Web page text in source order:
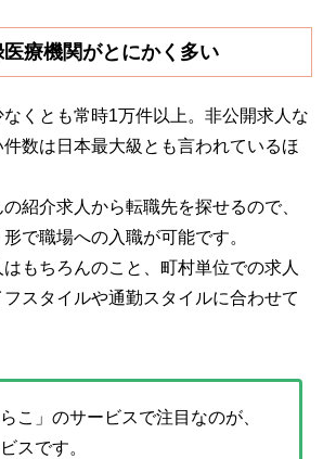
療機関がとにかく多い
くとも常時1万件以上。非公開求人な
数は日本最大級とも言われているほ
紹介求人から転職先を探せるので、
で職場への入職が可能です。
もちろんのこと、町村単位での求人
スタイルや通勤スタイルに合わせて
こ」のサービスで注目なのが、
スです。